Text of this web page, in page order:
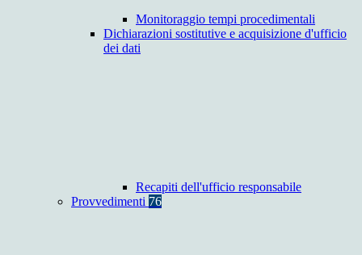
Monitoraggio tempi procedimentali
Dichiarazioni sostitutive e acquisizione d'ufficio
dei dati
Recapiti dell'ufficio responsabile
Provvedimenti 76